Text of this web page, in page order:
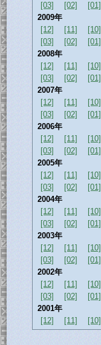
[03]
[02]
[01]
2009年
[12]
[11] [10]
[03]
[02]
[01]
2008年
[12]
[11] [10]
[03]
[02]
[01]
2007年
[12]
[11] [10]
[03]
[02]
[01]
2006年
[12]
[11] [10]
[03]
[02]
[01]
2005年
[12]
[11] [10]
[03]
[02]
[01]
2004年
[12]
[11] [10]
[03]
[02]
[01]
2003年
[12]
[11] [10]
[03]
[02]
[01]
2002年
[12]
[11] [10]
[03]
[02]
[01]
2001年
[12]
[11] [10]